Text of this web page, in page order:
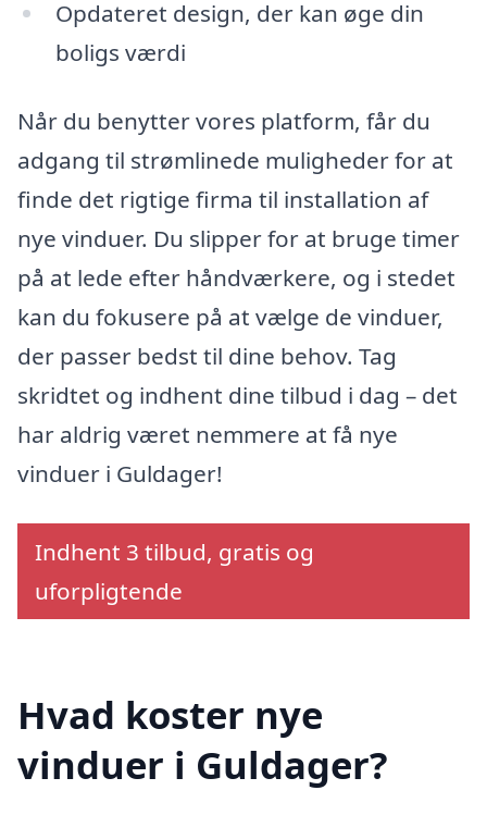
Opdateret design, der kan øge din
boligs værdi
Når du benytter vores platform, får du
adgang til strømlinede muligheder for at
finde det rigtige firma til installation af
nye vinduer. Du slipper for at bruge timer
på at lede efter håndværkere, og i stedet
kan du fokusere på at vælge de vinduer,
der passer bedst til dine behov. Tag
skridtet og indhent dine tilbud i dag – det
har aldrig været nemmere at få nye
vinduer i Guldager!
Indhent 3 tilbud, gratis og
uforpligtende
Hvad koster nye
vinduer i Guldager?